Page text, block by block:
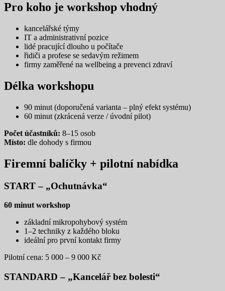
Pro koho je workshop vhodný
kancelářské týmy
IT a administrativní pozice
lidé pracující dlouho u počítače
řidiči a profese se sedavým režimem
firmy zaměřené na wellbeing a prevenci zdraví
Délka workshopu
90 minut (doporučená varianta – plný efekt systému)
60 minut (zkrácená verze / úvodní pilot)
Počet účastníků: 8–15 osob
Místo: dle dohody s firmou
Firemní balíčky + pilotní nabídka
START – „Ochutnávka“
60 minut workshop
základní mikropohybový systém
1–2 techniky z každého bloku
ideální pro první kontakt firmy
Pilotní cena: 5 000 – 9 000 Kč
STANDARD – „Kancelář bez bolesti“